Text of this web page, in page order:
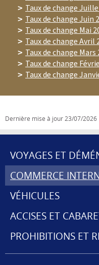
Taux de change
Taux de change Juin
Taux de change Mai
Taux de change Avril
Taux de change Mars
Taux de change
Taux de change
Dernière mise à jour 23/07/2026
MENU
DE
VOYAGES ET
COMMERCE
VÉHICULES
ACCISES ET
PROHIBITIONS ET